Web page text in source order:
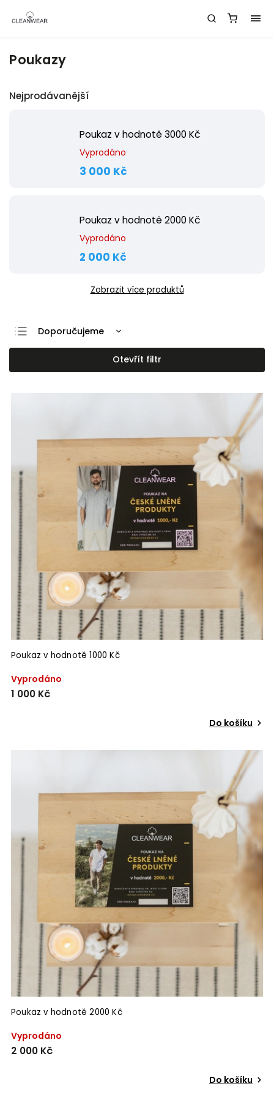
Poukazy
Nejprodávanější
Poukaz v hodnotě 3000 Kč
Vyprodáno
3 000 Kč
Poukaz v hodnotě 2000 Kč
Vyprodáno
2 000 Kč
Zobrazit více produktů
Doporučujeme
Nejlevnější
Nejdražší
Otevřít filtr
Poukaz v hodnotě 1000 Kč
Vyprodáno
1 000 Kč
Do košíku
Poukaz v hodnotě 2000 Kč
Vyprodáno
2 000 Kč
Do košíku